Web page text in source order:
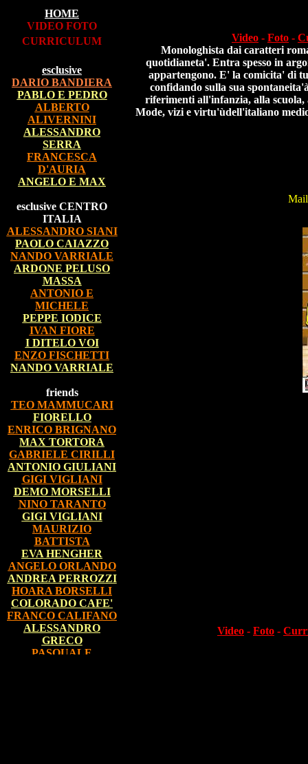
Video - Foto -
Monologhista dai caratteri
quotidianeta'. Entra spesso in
appartengono. E' la comicita' di
confidando sulla sua
riferimenti all'infanzia, alla scuola,
Mode, vizi e virtu'ùdell'italiano
Video - Foto -
HOME
VIDEO FOTO
CURRICULUM
esclusive
DARIO BANDIERA
PABLO E PEDRO
ALBERTO
ALIVERNINI
ALESSANDRO
SERRA
FRANCESCA
D'AURIA
ANGELO E MAX
esclusive CENTRO
ITALIA
ALESSANDRO SIANI
PAOLO CAIAZZO
NANDO VARRIALE
ARDONE PELUSO
MASSA
ANTONIO E
MICHELE
PEPPE IODICE
IVAN FIORE
I DITELO VOI
ENZO FISCHETTI
NANDO VARRIALE
friends
TEO MAMMUCARI
FIORELLO
ENRICO BRIGNANO
MAX TORTORA
GABRIELE CIRILLI
ANTONIO GIULIANI
GIGI VIGLIANI
DEMO MORSELLI
NINO TARANTO
GIGI VIGLIANI
MAURIZIO
BATTISTA
EVA HENGHER
ANGELO ORLANDO
ANDREA PERROZZI
HOARA BORSELLI
COLORADO CAFE'
FRANCO CALIFANO
ALESSANDRO
GRECO
PASQUALE